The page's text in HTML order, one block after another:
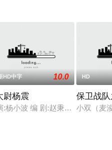
菲舍尔,杰西卡·施瓦茨,
HD中字 10.0
尉杨震
:杨小波 编 剧:赵秉申、杨小波
HD
保卫战
小双（麦